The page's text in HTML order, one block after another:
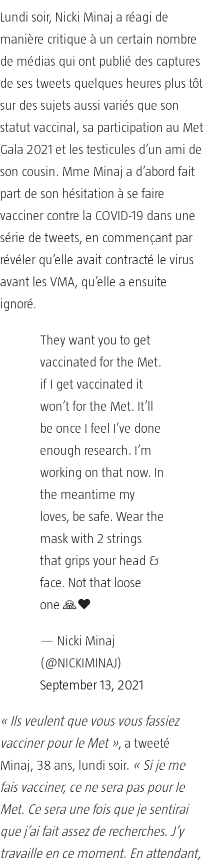
Lundi soir, Nicki Minaj a réagi de
manière critique à un certain nombre
de médias qui ont publié des captures
de ses tweets quelques heures plus tôt
sur des sujets aussi variés que son
statut vaccinal, sa participation au Met
Gala 2021 et les testicules d’un ami de
son cousin. Mme Minaj a d’abord fait
part de son hésitation à se faire
vacciner contre la COVID-19 dans une
série de tweets, en commençant par
révéler qu’elle avait contracté le virus
avant les VMA, qu’elle a ensuite
ignoré.
They want you to get
vaccinated for the Met.
if I get vaccinated it
won’t for the Met. It’ll
be once I feel I’ve done
enough research. I’m
working on that now. In
the meantime my
loves, be safe. Wear the
mask with 2 strings
that grips your head &
face. Not that loose
one 🙏♥️
— Nicki Minaj
(@NICKIMINAJ)
September 13, 2021
« Ils veulent que vous vous fassiez
vacciner pour le Met », a tweeté
Minaj, 38 ans, lundi soir. « Si je me
fais vacciner, ce ne sera pas pour le
Met. Ce sera une fois que je sentirai
que j’ai fait assez de recherches. J’y
travaille en ce moment. En attendant,